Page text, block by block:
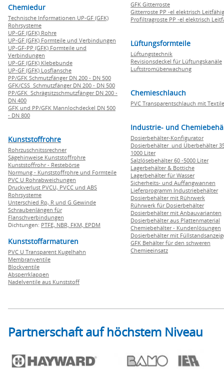
Chemiedur
Technische Informationen UP-GF (GFK)
Rohrsysteme
UP-GF (GFK) Rohre
UP-GF (GFK) Formteile und Verbindungen
UP-GF-PP (GFK) Formteile und
Verbindungen
UP-GF (GFK) Klebebunde
UP-GF (GFK) Losflansche
PP/GFK Schmutzfänger DN 200 - DN 500
GFK/CSS Schmutzfänger DN 200 - DN 500
PP/GFK Schrägsitzschmutzfänger DN 200 -
DN 400
GFK und PP/GFK Mannlochdeckel DN 500
- DN 800
Kunststoffrohre
Rohrzuschnitssrechner
Sägehinweise Kunststoffrohre
Kunststoffrohr - Restebörse
Normung - Kunststoffrohre und Formteile
PVC U Rohrabweichungen
Druckverlust PVCU, PVCC und ABS
Rohrsysteme
Unterschied Rp, R und G Gewinde
Schraubenlängen für
Flanschverbindungen
Dichtungen: PTFE, NBR, FKM, EPDM
Kunststoffarmaturen
PVC U Transparent Kugelhahn
Membranventile
Blockventile
Absperrklappen
Nadelventile aus Kunststoff
GFK Gitterroste
Gitterroste PP -el elektrisch Leitfähig
Profiltragroste PP -el elektrisch
Lüftungsformteile
Lüftungstechnik
Revisionsdeckel für Lüftungskanäle
Luftstromüberwachung
Chemieschlauch
PVC Transparentschlauch mit
Industrie- und
Dosierbehälter-Konfigurator
Dosierbehälter und Überbehälter
1000 Liter
Salzlösebehälter 60 -5000 Liter
Lagerbehälter & Bottiche
Lagerbehälter für Wasser
Sicherheits- und Auffangwannen
Lieferprogramm Industriebehälter
Dosierbehälter mit Rührwerk
Rührwerk für Dosierbehälter
Dosierbehälter mit Anbauvarianten
Dosierbehälter aus Plattenmaterial
Chemiebehälter - Kundenlösungen
Dosierbehälter mit
GFK Behälter für den schweren
Chemieeinsatz
Partnerschaft auf höchstem Niveau